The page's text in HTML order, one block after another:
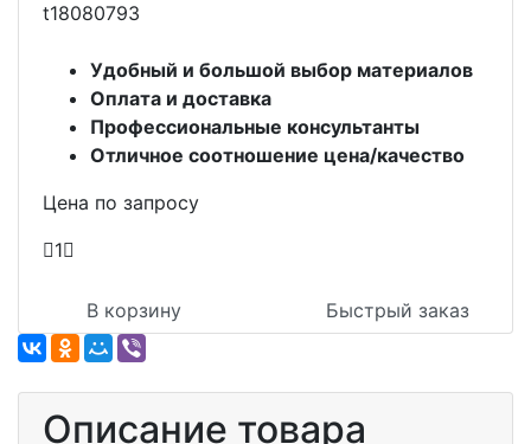
t18080793
Удобный и большой выбор материалов
Оплата и доставка
Профессиональные консультанты
Отличное соотношение цена/качество
Цена по запросу
1
В корзину Быстрый заказ
Описание товара